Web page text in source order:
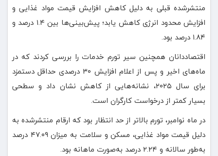
منتشرشده قبلی به دلیل کاهش افزایش قیمت مواد غذایی و
افزایش محدود انرژی کاهش یابد؛ پیش‌بینی‌ها بین ۱.۴ درصد و
۱.۸۴ درصد بود.
اقتصاددانان همچنین سیر تورم خدمات را بررسی کردند که در
ماه‌های اخیر و پس از اعلام افزایش ۳۰ درصدی حداقل دستمزد
برای سال ۲۰۲۵، نشانه‌هایی از کاهش نشان داد و سطحی
بسیار کمتر از درخواست کارگران است.
در ماه نوامبر، تورم بالاتر از حد انتظار بود که ارقام منتشرشده به
دلیل قیمت مواد غذایی، مسکن و سلامت به میزان ۴۷.۰۹ درصد
به‌طور سالانه و ۲.۲۴ درصد به‌صورت ماهانه بود.